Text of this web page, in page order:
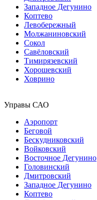
Западное Дегунино
Коптево
Левобережный
Молжаниновский
Сокол
Савёловский
Тимирязевский
Хорошевский
Ховрино
Управы САО
Аэропорт
Беговой
Бескудниковский
Войковский
Восточное Дегунино
Головинский
Дмитровский
Западное Дегунино
Коптево